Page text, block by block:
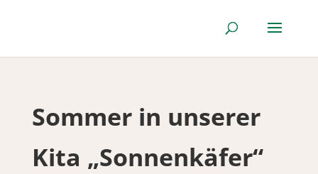
Sommer in unserer
Kita „Sonnenkäfer“